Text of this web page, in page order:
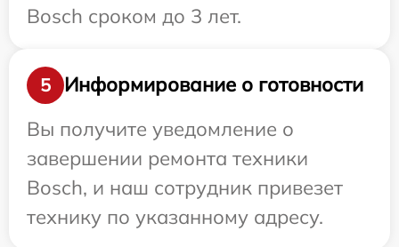
Bosch сроком до 3 лет.
5
Информирование о готовности
Вы получите уведомление о
завершении ремонта техники
Bosch, и наш сотрудник привезет
технику по указанному адресу.